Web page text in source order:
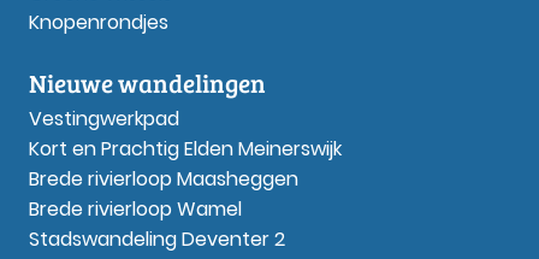
Knopenrondjes
Nieuwe wandelingen
Vestingwerkpad
Kort en Prachtig Elden Meinerswijk
Brede rivierloop Maasheggen
Brede rivierloop Wamel
Stadswandeling Deventer 2